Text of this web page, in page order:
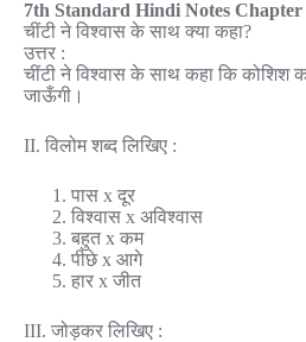
7th Standard Hindi Notes Chapter
चींटी ने विश्वास के साथ क्या कहा?
उत्तर :
चींटी ने विश्वास के साथ कहा कि
जाऊँगी।
II. विलोम शब्द लिखिए :
पास x दूर
विश्वास x अविश्वास
बहुत x कम
पीछे x आगे
हार x जीत
III. जोड़कर लिखिए :